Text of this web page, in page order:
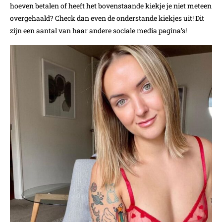
hoeven betalen of heeft het bovenstaande kiekje je niet meteen
overgehaald? Check dan even de onderstande kiekjes uit! Dit
zijn een aantal van haar andere sociale media pagina’s!